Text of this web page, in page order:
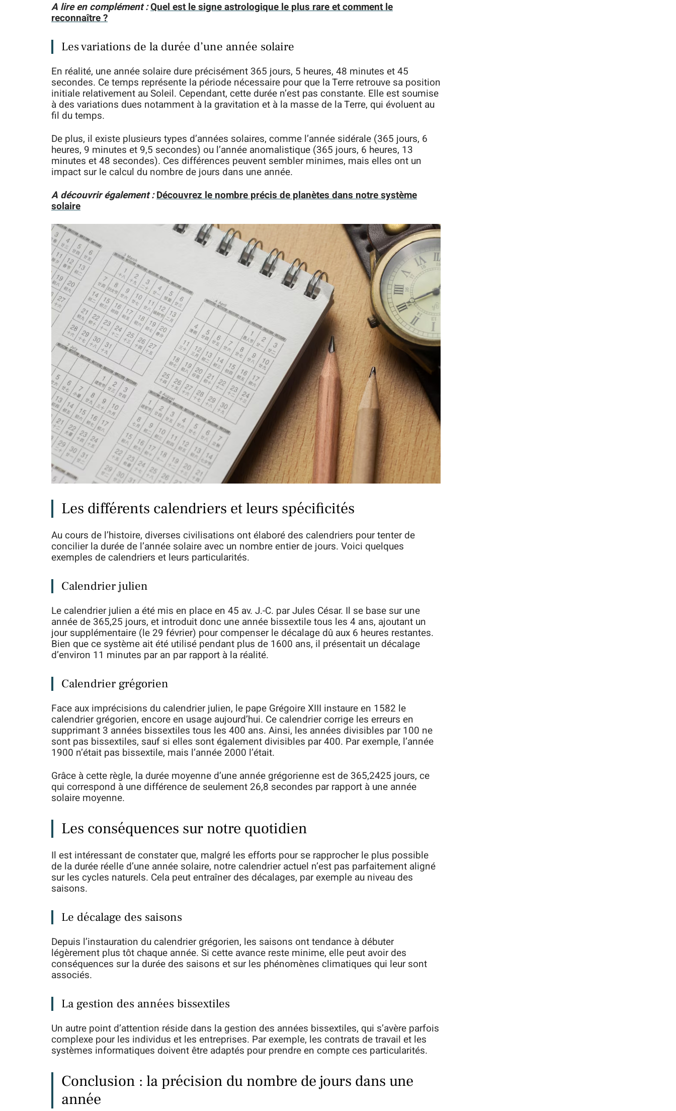
A lire en complément :Quel est le signe astrologique le plus rare et comment le
reconnaître ?
Les variations de la durée d’une année solaire
En réalité, une année solaire dure précisément 365 jours, 5 heures, 48 minutes et 45
secondes. Ce temps représente la période nécessaire pour que la Terre retrouve sa position
initiale relativement au Soleil. Cependant, cette durée n’est pas constante. Elle est soumise
à des variations dues notamment à la gravitation et à la masse de la Terre, qui évoluent au
fil du temps.
De plus, il existe plusieurs types d’années solaires, comme l’année sidérale (365 jours, 6
heures, 9 minutes et 9,5 secondes) ou l’année anomalistique (365 jours, 6 heures, 13
minutes et 48 secondes). Ces différences peuvent sembler minimes, mais elles ont un
impact sur le calcul du nombre de jours dans une année.
A découvrir également :Découvrez le nombre précis de planètes dans notre système
solaire
Les différents calendriers et leurs spécificités
Au cours de l’histoire, diverses civilisations ont élaboré des calendriers pour tenter de
concilier la durée de l’année solaire avec un nombre entier de jours. Voici quelques
exemples de calendriers et leurs particularités.
Calendrier julien
Le calendrier julien a été mis en place en 45 av. J.-C. par Jules César. Il se base sur une
année de 365,25 jours, et introduit donc une année bissextile tous les 4 ans, ajoutant un
jour supplémentaire (le 29 février) pour compenser le décalage dû aux 6 heures restantes.
Bien que ce système ait été utilisé pendant plus de 1600 ans, il présentait un décalage
d’environ 11 minutes par an par rapport à la réalité.
Calendrier grégorien
Face aux imprécisions du calendrier julien, le pape Grégoire XIII instaure en 1582 le
calendrier grégorien, encore en usage aujourd’hui. Ce calendrier corrige les erreurs en
supprimant 3 années bissextiles tous les 400 ans. Ainsi, les années divisibles par 100 ne
sont pas bissextiles, sauf si elles sont également divisibles par 400. Par exemple, l’année
1900 n’était pas bissextile, mais l’année 2000 l’était.
Grâce à cette règle, la durée moyenne d’une année grégorienne est de 365,2425 jours, ce
qui correspond à une différence de seulement 26,8 secondes par rapport à une année
solaire moyenne.
Les conséquences sur notre quotidien
Il est intéressant de constater que, malgré les efforts pour se rapprocher le plus possible
de la durée réelle d’une année solaire, notre calendrier actuel n’est pas parfaitement aligné
sur les cycles naturels. Cela peut entraîner des décalages, par exemple au niveau des
saisons.
Le décalage des saisons
Depuis l’instauration du calendrier grégorien, les saisons ont tendance à débuter
légèrement plus tôt chaque année. Si cette avance reste minime, elle peut avoir des
conséquences sur la durée des saisons et sur les phénomènes climatiques qui leur sont
associés.
La gestion des années bissextiles
Un autre point d’attention réside dans la gestion des années bissextiles, qui s’avère parfois
complexe pour les individus et les entreprises. Par exemple, les contrats de travail et les
systèmes informatiques doivent être adaptés pour prendre en compte ces particularités.
Conclusion : la précision du nombre de jours dans une
année